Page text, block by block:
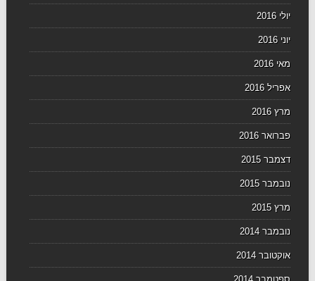
יולי 2016
יוני 2016
מאי 2016
אפריל 2016
מרץ 2016
פברואר 2016
דצמבר 2015
נובמבר 2015
מרץ 2015
נובמבר 2014
אוקטובר 2014